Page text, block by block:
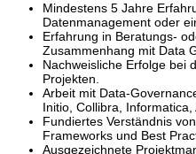
Mindestens 5 Jahre
Datenmanagement oder
Erfahrung in Beratungs-
Zusammenhang mit Data
Nachweisliche Erfolge bei
Projekten.
Arbeit mit Data-
Initio, Collibra, Informatica,
Fundiertes Verständnis
Frameworks und Best
Ausgezeichnete